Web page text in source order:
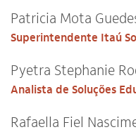
Patricia Mota
Superintendente Itaú
Pyetra Stephanie
Analista de Soluções
Rafaella Fiel